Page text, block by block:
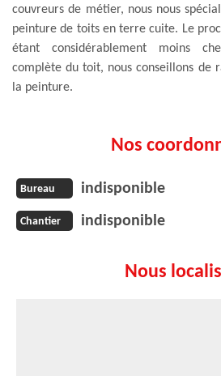
couvreurs de métier, nous nous
peinture de toits en terre cuite. Le
étant considérablement moins
complète du toit, nous conseillons de
la peinture.
Nos
Bureau indisponible
Chantier indisponible
Nous